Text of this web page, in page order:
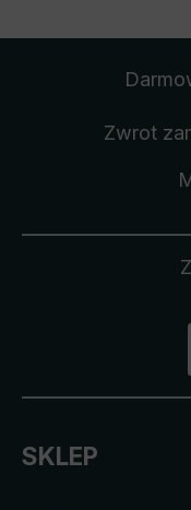
Zwrot
SKLEP